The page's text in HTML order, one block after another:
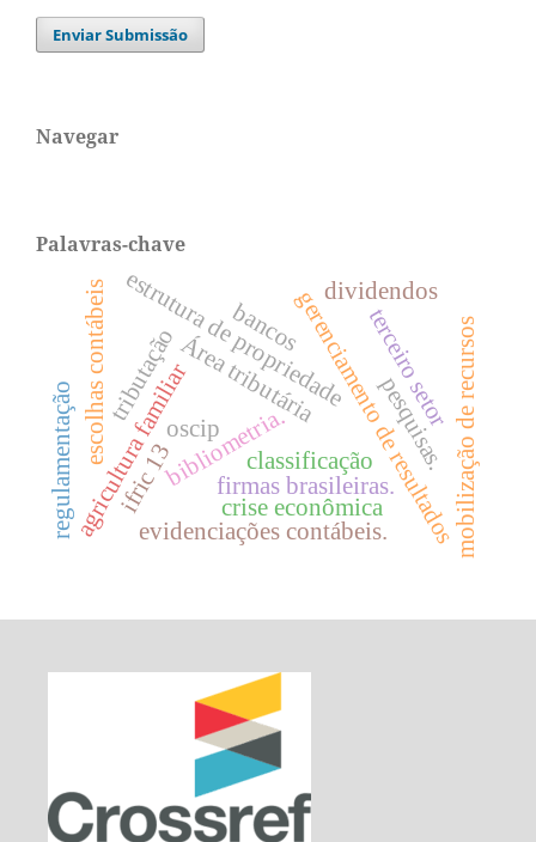
Enviar Submissão
Navegar
Palavras-chave
classificação
Área tributária
tributação gerenciamento de resultados
estrutura de propriedade
firmas brasileiras.
agricultura familiarbibliometria.
bancos
crise econômica
regulamentação pesquisas.mobilização de recursos
terceiro setor
oscip
evidenciações contábeis.
ifric 13
escolhas contábeis dividendos